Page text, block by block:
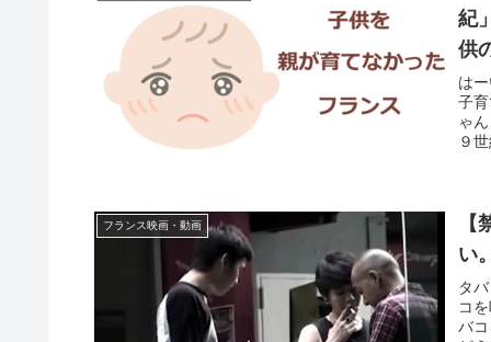
紀
供
は
子
ゃ
９
フランス映画・動画
い
タ
コ
バ